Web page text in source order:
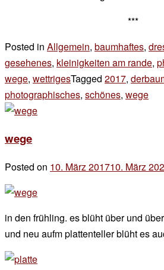
***
Posted in Allgemein, baumhaftes,
gesehenes, kleinigkeiten am rande,
wege, wettrigesTagged 2017,
photographisches, schönes, wege
wege
Posted on 10. März 201710. März
in den frühling. es blüht über und
und neu aufm plattenteller blüht es